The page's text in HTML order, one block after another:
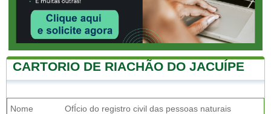
CARTORIO DE RIACHÃO DO JACUÍPE
Nome OfÍcio do registro civil das pessoas naturais